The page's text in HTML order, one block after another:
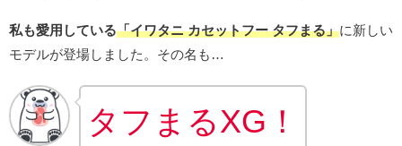
私も愛用している「イワタニ カセットフー タフまる」に新しい
モデルが登場しました。その名も…
タフまるXG！